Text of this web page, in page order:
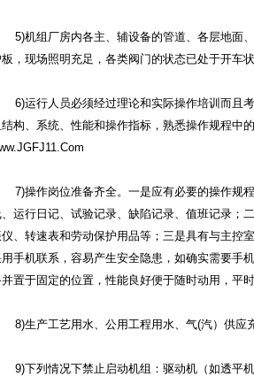
5)机组厂房内各主、辅设备的管道、各层地面
，现场照明充足，各类阀门的状态已处于开车状
6)运行人员必须经过理论和实际操作培训而且
构、系统、性能和操作指标，熟悉操作规程中
7)操作岗位准备齐全。一是应有必要的操作规
运行日记、试验记录、缺陷记录、值班记录；
、转速表和劳动保护用品等；三是具有与主控
手机联系，容易产生安全隐患，如确实需要手
置于固定的位置，性能良好便于随时动用，平
8)生产工艺用水、公用工程用水、气(汽）供应
9)下列情况下禁止启动机组：驱动机（如透平